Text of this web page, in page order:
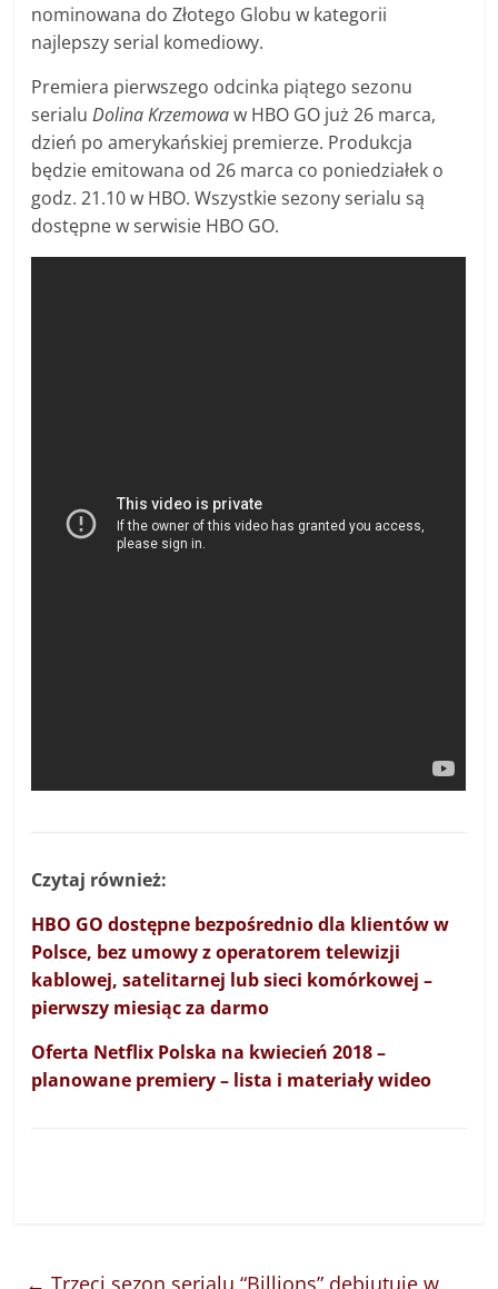
nominowana do Złotego Globu w kategorii
najlepszy serial komediowy.
Premiera pierwszego odcinka piątego sezonu
serialuDolina Krzemowaw HBO GO już 26 marca,
dzień po amerykańskiej premierze. Produkcja
będzie emitowana od 26 marca co poniedziałek o
godz. 21.10 w HBO. Wszystkie sezony serialu są
dostępne w serwisie HBO GO.
Czytaj również:
HBO GO dostępne bezpośrednio dla klientów w
Polsce, bez umowy z operatorem telewizji
kablowej, satelitarnej lub sieci komórkowej –
pierwszy miesiąc za darmo
Oferta Netflix Polska na kwiecień 2018 –
planowane premiery – lista i materiały wideo
← Trzeci sezon serialu “Billions” debiutuje w